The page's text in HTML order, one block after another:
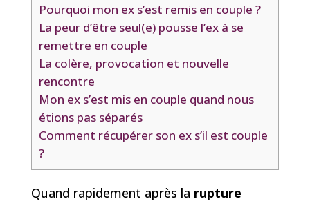
Pourquoi mon ex s’est remis en couple ?
La peur d’être seul(e) pousse l’ex à se
remettre en couple
La colère, provocation et nouvelle
rencontre
Mon ex s’est mis en couple quand nous
étions pas séparés
Comment récupérer son ex s’il est couple
?
Quand rapidement après la rupture